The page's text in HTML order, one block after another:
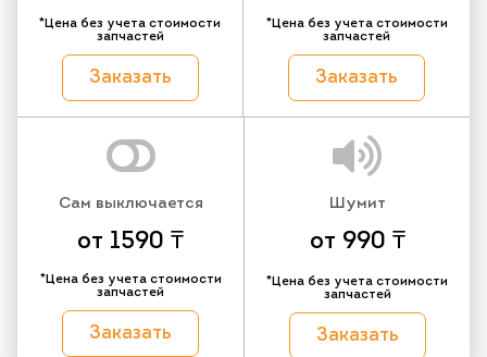
*Цена без учета стоимости
запчастей
Заказать
*Цена без учета стоимости
запчастей
Заказать
Сам выключается
от 1590 ₸
*Цена без учета стоимости
запчастей
Заказать
Шумит
от 990 ₸
*Цена без учета стоимости
запчастей
Заказать